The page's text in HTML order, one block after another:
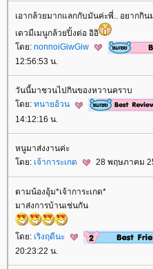
เอากล้วยมากแลกกับมันค่ะพี่.. อยากกิ
เดวมีเมนูกล้วยปิ้งต่อ​ อิอิ
ดย: nonnoiGiwGiw
12:56:53 น.
วันนี้มาชวนไปกินของหวานคราบ
ดย: ทนายอ้วน
14:12:16 น.
หนูมาส่งงานค่ะ
ดย: เจ้าการะเกด 28 พฤษภาคม
ตามน้องอุ้ม*เจ้าการะเกด*
มาส่งการบ้านเช่นกัน
ดย: เริงฤดีนะ
20:23:22 น.